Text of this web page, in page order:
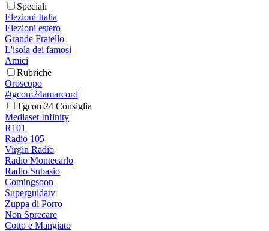
Speciali
Elezioni Italia
Elezioni estero
Grande Fratello
L'isola dei famosi
Amici
Rubriche
Oroscopo
#tgcom24amarcord
Tgcom24 Consiglia
Mediaset Infinity
R101
Radio 105
Virgin Radio
Radio Montecarlo
Radio Subasio
Comingsoon
Superguidatv
Zuppa di Porro
Non Sprecare
Cotto e Mangiato